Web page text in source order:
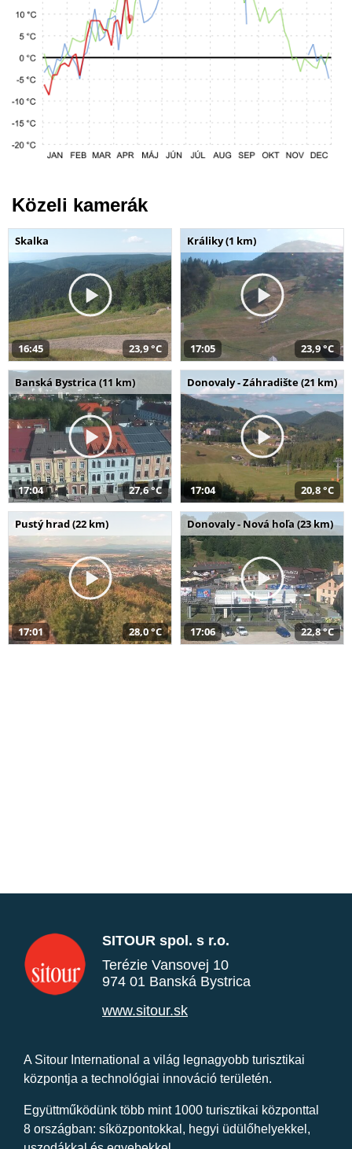
Közeli kamerák
Skalka
16:45 23,9 °C
Králiky (1 km)
17:05 23,9 °C
Banská Bystrica (11 km)
17:04 27,6 °C
Donovaly - Záhradište (21 km)
17:04 20,8 °C
Pustý hrad (22 km)
17:01 28,0 °C
Donovaly - Nová hoľa (23 km)
17:06 22,8 °C
SITOUR spol. s r.o.
Terézie Vansovej 10
974 01 Banská Bystrica
www.sitour.sk
A Sitour International a világ legnagyobb turisztikai
központja a technológiai innováció területén.
Együttműködünk több mint 1000 turisztikai központtal
8 országban: síközpontokkal, hegyi üdülőhelyekkel,